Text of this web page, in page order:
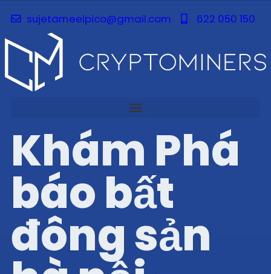
sujetameelpico@gmail.com 622 050 150
Khám Phá
báo bất
đông sản